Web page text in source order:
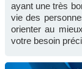
ayant une très
vie des
orienter au
votre besoin